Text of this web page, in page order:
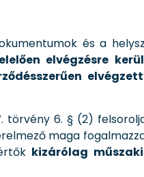
és a
elvégzésre
törvény 6. § (2)
maga
kizárólag